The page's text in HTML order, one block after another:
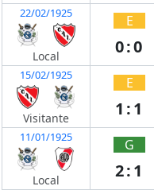
22/02/1925
Local
E
0:0
15/02/1925
Visitante
E
1:1
11/01/1925
Local
G
2:1